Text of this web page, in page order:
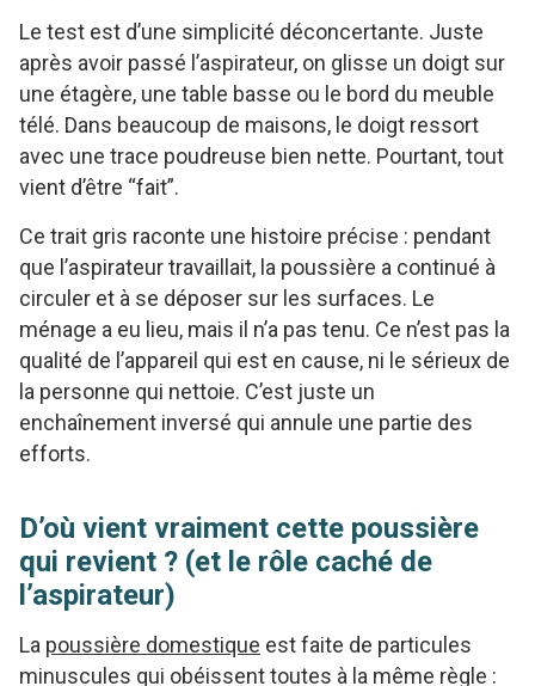
Le test est d’une simplicité déconcertante. Juste
après avoir passé l’aspirateur, on glisse un doigt sur
une étagère, une table basse ou le bord du meuble
télé. Dans beaucoup de maisons, le doigt ressort
avec une trace poudreuse bien nette. Pourtant, tout
vient d’être “fait”.
Ce trait gris raconte une histoire précise : pendant
que l’aspirateur travaillait, la poussière a continué à
circuler et à se déposer sur les surfaces. Le
ménage a eu lieu, mais il n’a pas tenu. Ce n’est pas la
qualité de l’appareil qui est en cause, ni le sérieux de
la personne qui nettoie. C’est juste un
enchaînement inversé qui annule une partie des
efforts.
D’où vient vraiment cette poussière
qui revient ? (et le rôle caché de
l’aspirateur)
La poussière domestique est faite de particules
minuscules qui obéissent toutes à la même règle :